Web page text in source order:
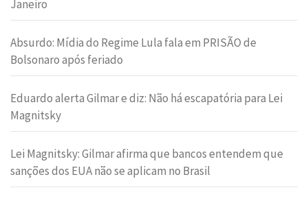
Janeiro
Absurdo: Mídia do Regime Lula fala em PRISÃO de
Bolsonaro após feriado
Eduardo alerta Gilmar e diz: Não há escapatória para Lei
Magnitsky
Lei Magnitsky: Gilmar afirma que bancos entendem que
sanções dos EUA não se aplicam no Brasil